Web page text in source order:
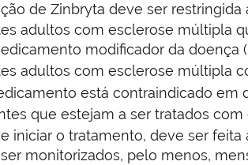
de Zinbryta deve ser restringida
adultos com esclerose múltipla
modificador da doença
adultos com esclerose múltipla
está contraindicado
que estejam a ser tratados
iniciar o tratamento, deve ser feita
monitorizados, pelo menos,